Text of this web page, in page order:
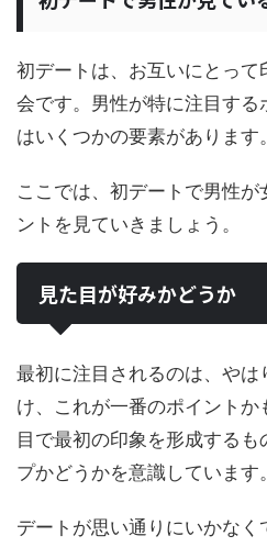
初デートは、お互いにとっ
会です。男性が特に注目する
はいくつかの要素があります。
ここでは、初デートで男性が
ントを見ていきましょう。
見た目が好みかどうか
最初に注目されるのは、やは
け、これが一番のポイント
目で最初の印象を形成するも
プかどうかを意識しています。
デートが思い通りにいかな